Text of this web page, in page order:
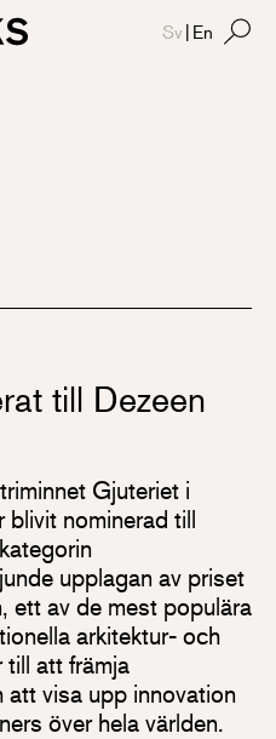
till Dezeen
Gjuteriet i
blivit nominerad till
upplagan av priset
ett av de mest populära
arkitektur- och
till att främja
visa upp innovation
över hela världen.
Sv | En